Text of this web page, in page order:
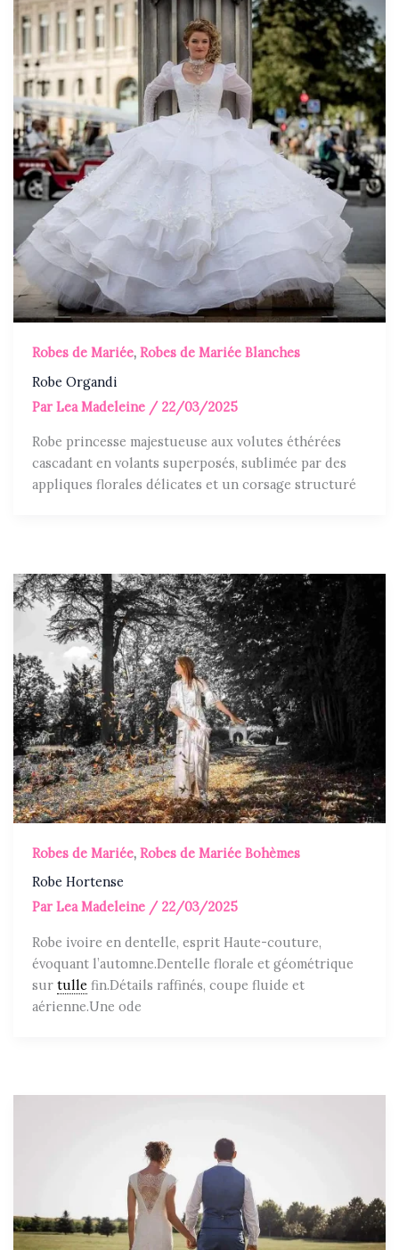
Robes de Mariée,Robes de Mariée Blanches
Robe Organdi
ParLea Madeleine / 22/03/2025
Robe princesse majestueuse aux volutes éthérées
cascadant en volants superposés, sublimée par des
appliques florales délicates et un corsage structuré
Robes de Mariée,Robes de Mariée Bohèmes
Robe Hortense
ParLea Madeleine / 22/03/2025
Robe ivoire en dentelle, esprit Haute-couture,
évoquant l’automne.Dentelle florale et géométrique
surtulle fin.Détails raffinés, coupe fluide et
aérienne.Une ode